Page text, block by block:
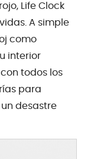
Life Clock
A simple
como
interior
todos los
para
desastre